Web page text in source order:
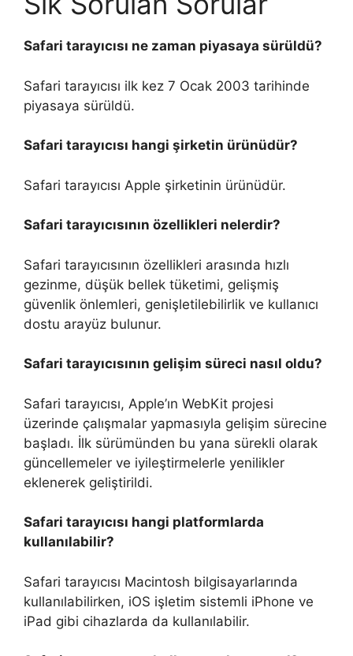
Safari tarayıcısı ne zaman piyasaya sürüldü?
Safari tarayıcısı ilk kez 7 Ocak 2003 tarihinde
piyasaya sürüldü.
Safari tarayıcısı hangi şirketin ürünüdür?
Safari tarayıcısı Apple şirketinin ürünüdür.
Safari tarayıcısının özellikleri nelerdir?
Safari tarayıcısının özellikleri arasında hızlı
gezinme, düşük bellek tüketimi, gelişmiş
güvenlik önlemleri, genişletilebilirlik ve kullanıcı
dostu arayüz bulunur.
Safari tarayıcısının gelişim süreci nasıl oldu?
Safari tarayıcısı, Apple’ın WebKit projesi
üzerinde çalışmalar yapmasıyla gelişim sürecine
başladı. İlk sürümünden bu yana sürekli olarak
güncellemeler ve iyileştirmelerle yenilikler
eklenerek geliştirildi.
Safari tarayıcısı hangi platformlarda
kullanılabilir?
Safari tarayıcısı Macintosh bilgisayarlarında
kullanılabilirken, iOS işletim sistemli iPhone ve
iPad gibi cihazlarda da kullanılabilir.